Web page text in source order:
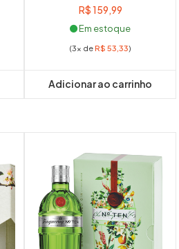
R$159,99
Em estoque
(3x deR$ 53,33)
Adicionar ao carrinho